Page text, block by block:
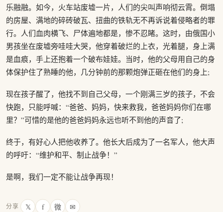
乐融融。如今，火车站废墟一片，人们的尖叫声响彻云霄。倒塌
的房屋、满地的碎砖破瓦、扭曲的铁轨无不再诉说着侵略者的罪
行。人们血肉横飞、尸体遍地都是，惨不忍睹。这时，由俄国小
男孩坐在废墟旁哇哇大哭，他穿着破烂的上衣，光着腿，身上满
是血痕，手上还抱着一个破布娃娃。当时，他的父母用自己的身
体保护住了熟睡的他，几分钟前的那颗炮弹正砸在他们的身上;
现在孩子醒了，他找不到自己父母，一个刚满三岁的孩子，不会
快跑，只能呼喊：“爸爸、妈妈，快来救我，爸爸妈妈你们在哪
里？”可惜的是他的爸爸妈妈永远也听不到他的声音了;
终于，有好心人把他收养了。他长大后成为了一名军人，他大声
的呼吁：“维护和平、制止战争！”
是啊，我们一定不能让战争再现！
分享 𝕏 f 微 ✉